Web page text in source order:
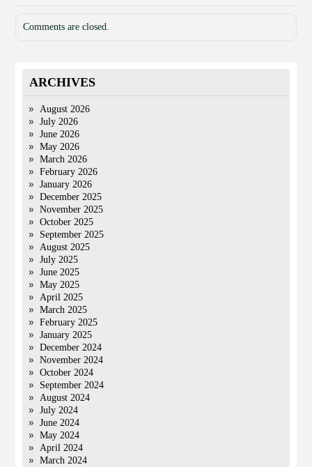
Comments are closed.
ARCHIVES
August 2026
July 2026
June 2026
May 2026
March 2026
February 2026
January 2026
December 2025
November 2025
October 2025
September 2025
August 2025
July 2025
June 2025
May 2025
April 2025
March 2025
February 2025
January 2025
December 2024
November 2024
October 2024
September 2024
August 2024
July 2024
June 2024
May 2024
April 2024
March 2024